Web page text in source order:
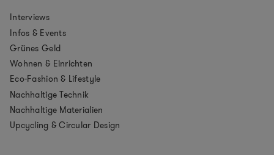
Interviews
Infos & Events
Grünes Geld
Wohnen & Einrichten
Eco-Fashion & Lifestyle
Nachhaltige Technik
Nachhaltige Materialien
Upcycling & Circular Design